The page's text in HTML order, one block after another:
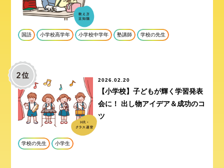
国語 小学校高学年 小学校中学年 塾講師 学校の先生
2026.02.20
【小学校】子どもが輝く学習発表
会に！ 出し物アイデア＆成功のコ
ツ
学校の先生 小学生